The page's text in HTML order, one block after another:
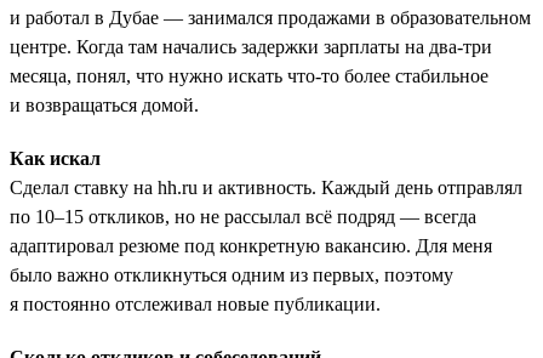
и работал в Дубае — занимался продажами в образовательном
центре. Когда там начались задержки зарплаты на два-три
месяца, понял, что нужно искать что-то более стабильное
и возвращаться домой.
Как искал
Сделал ставку на hh.ru и активность. Каждый день отправлял
по 10–15 откликов, но не рассылал всё подряд — всегда
адаптировал резюме под конкретную вакансию. Для меня
было важно откликнуться одним из первых, поэтому
я постоянно отслеживал новые публикации.